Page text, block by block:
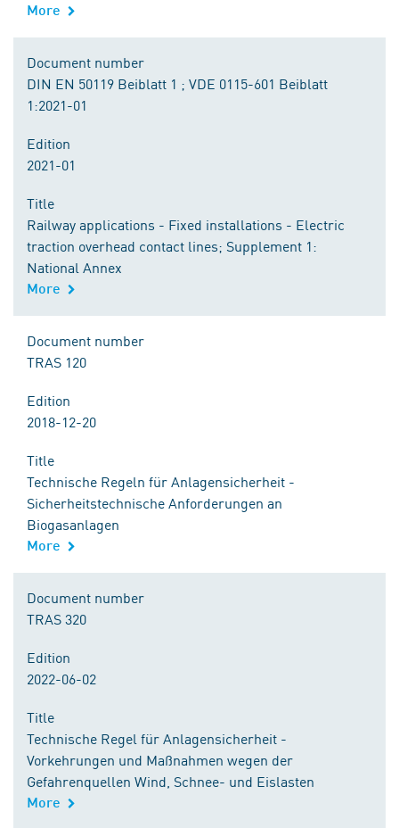
More
Document number
DIN EN 50119 Beiblatt 1 ; VDE 0115-601 Beiblatt
1:2021-01
Edition
2021-01
Title
Railway applications - Fixed installations - Electric
traction overhead contact lines; Supplement 1:
National Annex
More
Document number
TRAS 120
Edition
2018-12-20
Title
Technische Regeln für Anlagensicherheit -
Sicherheitstechnische Anforderungen an
Biogasanlagen
More
Document number
TRAS 320
Edition
2022-06-02
Title
Technische Regel für Anlagensicherheit -
Vorkehrungen und Maßnahmen wegen der
Gefahrenquellen Wind, Schnee- und Eislasten
More